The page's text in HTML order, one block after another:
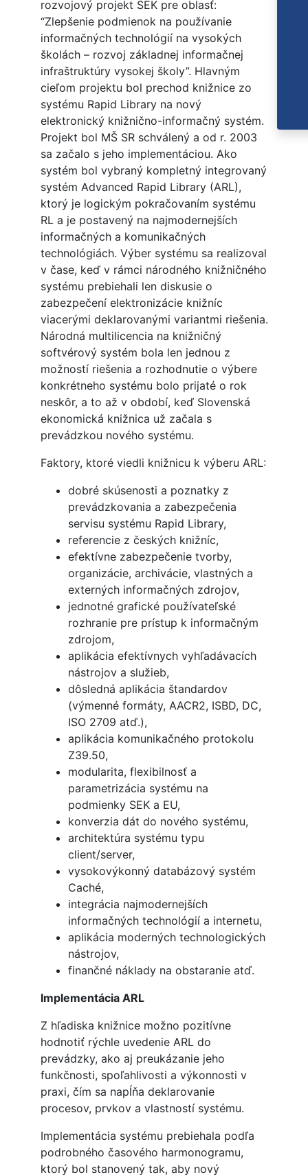
rozvojový projekt SEK pre oblasť:
“Zlepšenie podmienok na používanie
informačných technológií na vysokých
školách – rozvoj základnej informačnej
infraštruktúry vysokej školy”. Hlavným
cieľom projektu bol prechod knižnice zo
systému Rapid Library na nový
elektronický knižnično-informačný systém.
Projekt bol MŠ SR schválený a od r. 2003
sa začalo s jeho implementáciou. Ako
systém bol vybraný kompletný integrovaný
systém Advanced Rapid Library (ARL),
ktorý je logickým pokračovaním systému
RL a je postavený na najmodernejších
informačných a komunikačných
technológiách. Výber systému sa realizoval
v čase, keď v rámci národného knižničného
systému prebiehali len diskusie o
zabezpečení elektronizácie knižníc
viacerými deklarovanými variantmi riešenia.
Národná multilicencia na knižničný
softvérový systém bola len jednou z
možností riešenia a rozhodnutie o výbere
konkrétneho systému bolo prijaté o rok
neskôr, a to až v období, keď Slovenská
ekonomická knižnica už začala s
prevádzkou nového systému.
Faktory, ktoré viedli knižnicu k výberu ARL:
dobré skúsenosti a poznatky z
prevádzkovania a zabezpečenia
servisu systému Rapid Library,
referencie z českých knižníc,
efektívne zabezpečenie tvorby,
organizácie, archivácie, vlastných a
externých informačných zdrojov,
jednotné grafické používateľské
rozhranie pre prístup k informačným
zdrojom,
aplikácia efektívnych vyhľadávacích
nástrojov a služieb,
dôsledná aplikácia štandardov
(výmenné formáty, AACR2, ISBD, DC,
ISO 2709 atď.),
aplikácia komunikačného protokolu
Z39.50,
modularita, flexibilnosť a
parametrizácia systému na
podmienky SEK a EU,
konverzia dát do nového systému,
architektúra systému typu
client/server,
vysokovýkonný databázový systém
Caché,
integrácia najmodernejších
informačných technológií a internetu,
aplikácia moderných technologických
nástrojov,
finančné náklady na obstaranie atď.
Implementácia ARL
Z hľadiska knižnice možno pozitívne
hodnotiť rýchle uvedenie ARL do
prevádzky, ako aj preukázanie jeho
funkčnosti, spoľahlivosti a výkonnosti v
praxi, čím sa napĺňa deklarovanie
procesov, prvkov a vlastností systému.
Implementácia systému prebiehala podľa
podrobného časového harmonogramu,
ktorý bol stanovený tak, aby nový